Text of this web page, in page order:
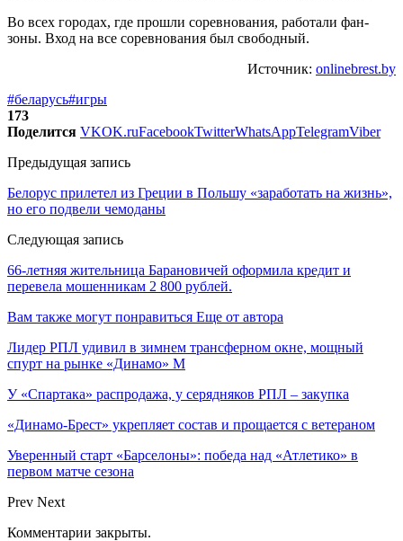
Во всех городах, где прошли соревнования, работали фан-
зоны. Вход на все соревнования был свободный.
Источник: onlinebrest.by
#беларусь#игры
173
Поделится VKOK.ruFacebookTwitterWhatsAppTelegramViber
Предыдущая запись
Белорус прилетел из Греции в Польшу «заработать на жизнь»,
но его подвели чемоданы
Следующая запись
66-летняя жительница Барановичей оформила кредит и
перевела мошенникам 2 800 рублей.
Вам также могут понравиться Еще от автора
Лидер РПЛ удивил в зимнем трансферном окне, мощный
спурт на рынке «Динамо» М
У «Спартака» распродажа, у серядняков РПЛ – закупка
«Динамо-Брест» укрепляет состав и прощается с ветераном
Уверенный старт «Барселоны»: победа над «Атлетико» в
первом матче сезона
Prev Next
Комментарии закрыты.